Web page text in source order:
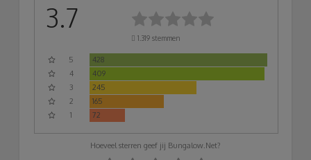
3.7
1.319 stemmen
5
428
4
409
3
245
2
165
1
72
Hoeveel sterren geef jij Bungalow.Net?